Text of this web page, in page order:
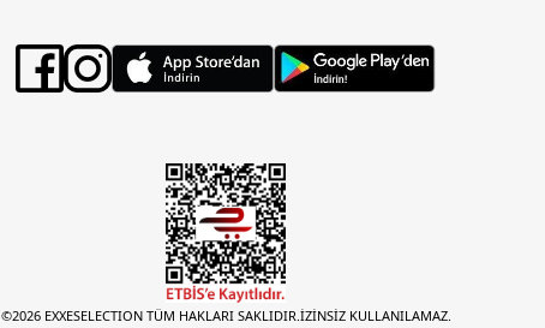
©2026 EXXESELECTION TÜM HAKLARI SAKLIDIR.İZİNSİZ KULLANILAMAZ.